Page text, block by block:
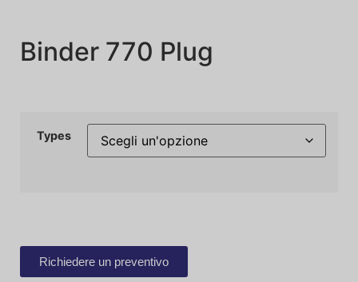
Binder 770 Plug
Types
Richiedere un preventivo